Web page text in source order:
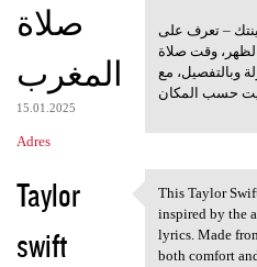
صلاة
المغرب
15.01.2025
Adres
– تعرف على
وقت صلاة
وبالتفصيل، مع
حسب المكان
Taylor
swift
This Taylor
This Taylor
inspired by the
lyrics. Made
both comfort